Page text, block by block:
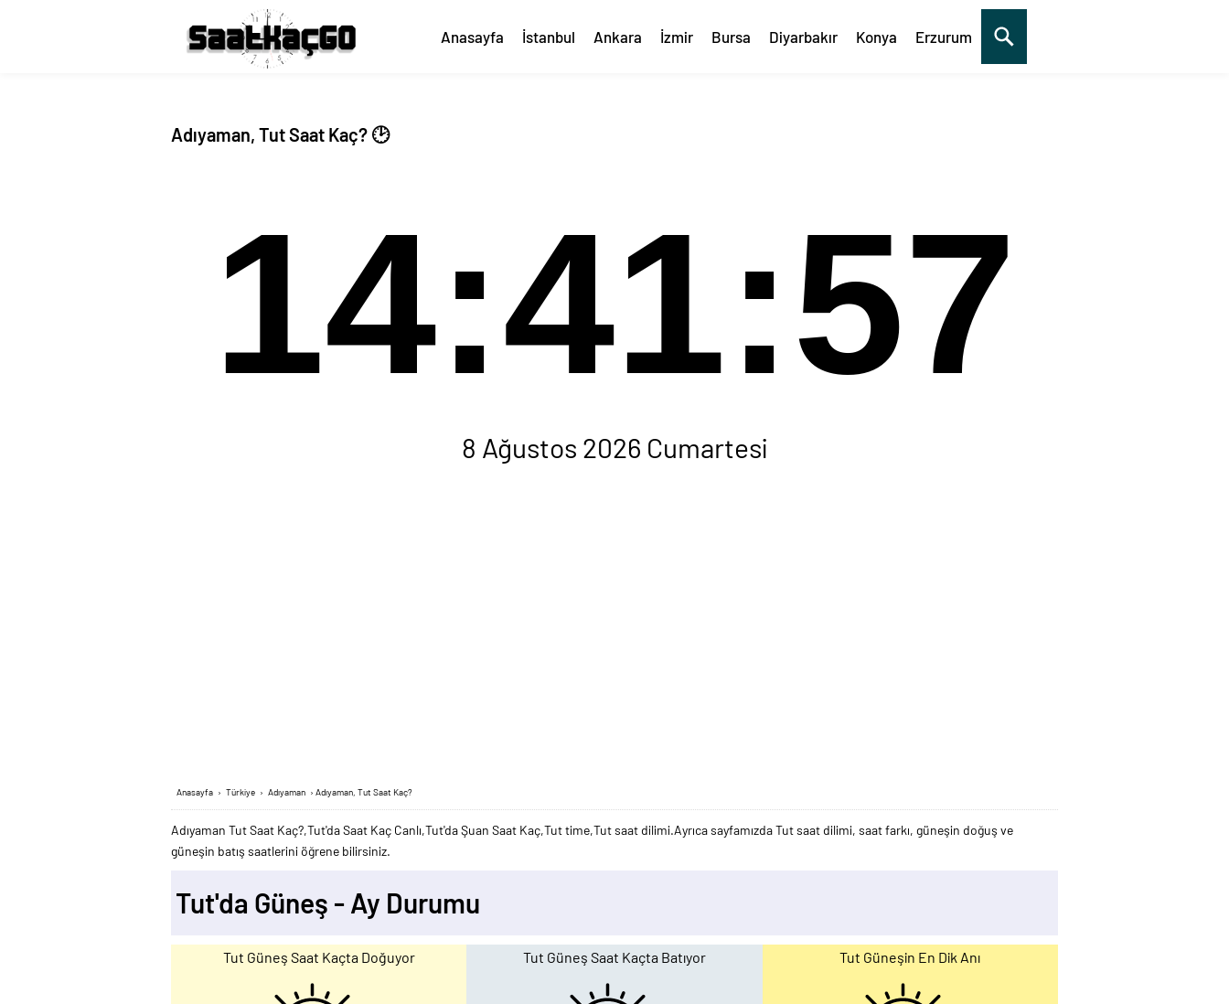
Anasayfa İstanbul Ankara İzmir Bursa Diyarbakır Konya Erzurum
Adıyaman, Tut Saat Kaç? 🕑
14:41:58
8 Ağustos 2026 Cumartesi
Anasayfa › Türkiye › Adıyaman › Adıyaman, Tut Saat Kaç?
Adıyaman Tut Saat Kaç?,Tut'da Saat Kaç Canlı,Tut'da Şuan Saat Kaç,Tut time,Tut saat dilimi.Ayrıca sayfamızda Tut saat dilimi, saat farkı, güneşin doğuş ve
güneşin batış saatlerini öğrene bilirsiniz.
Tut'da Güneş - Ay Durumu
Tut Güneş Saat Kaçta Doğuyor Tut Güneş Saat Kaçta Batıyor Tut Güneşin En Dik Anı